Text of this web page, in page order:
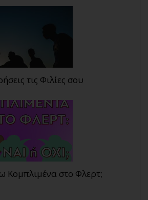
τις Φιλίες σου
Κομπλιμένα στο Φλερτ;